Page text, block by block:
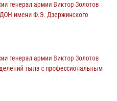
генерал армии Виктор Золотов
имени Ф.Э. Дзержинского
генерал армии Виктор Золотов
тыла с профессиональным